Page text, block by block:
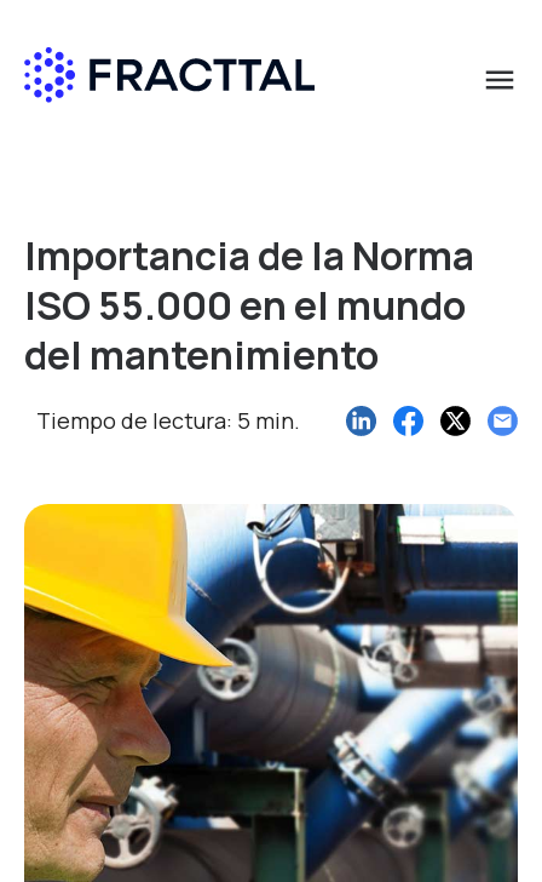
menu
Importancia de la Norma
ISO 55.000 en el mundo
del mantenimiento
Tiempo de lectura: 5 min.